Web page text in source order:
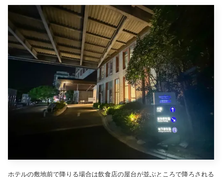
ホテルの敷地前で降りる場合は飲食店の屋台が並ぶところで降ろされる